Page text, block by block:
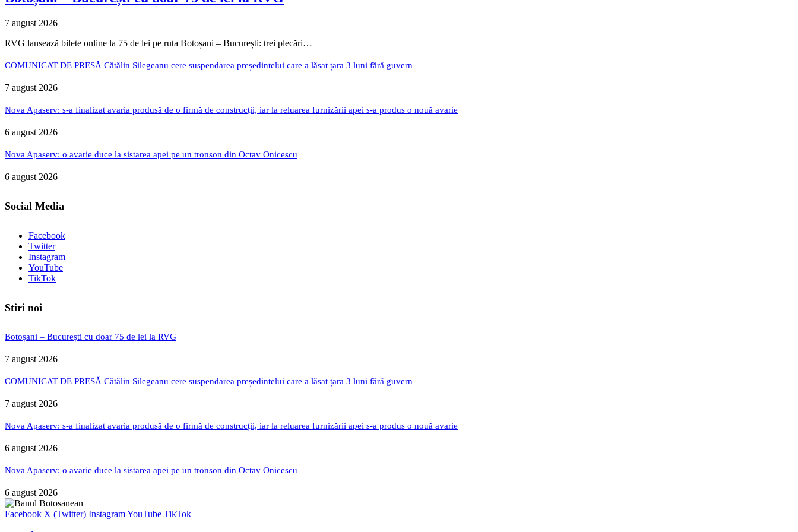
7 august 2026
RVG lansează bilete online la 75 de lei pe ruta Botoșani – București: trei plecări…
COMUNICAT DE PRESĂ Cătălin Silegeanu cere suspendarea președintelui care a lăsat țara 3 luni fără guvern
7 august 2026
Nova Apaserv: s-a finalizat avaria produsă de o firmă de construcții, iar la reluarea furnizării apei s-a produs o nouă avarie
6 august 2026
Nova Apaserv: o avarie duce la sistarea apei pe un tronson din Octav Onicescu
6 august 2026
Social Media
Facebook
Twitter
Instagram
YouTube
TikTok
Stiri noi
Botoșani – București cu doar 75 de lei la RVG
7 august 2026
COMUNICAT DE PRESĂ Cătălin Silegeanu cere suspendarea președintelui care a lăsat țara 3 luni fără guvern
7 august 2026
Nova Apaserv: s-a finalizat avaria produsă de o firmă de construcții, iar la reluarea furnizării apei s-a produs o nouă avarie
6 august 2026
Nova Apaserv: o avarie duce la sistarea apei pe un tronson din Octav Onicescu
6 august 2026
Facebook X (Twitter) InstagramYouTube TikTok